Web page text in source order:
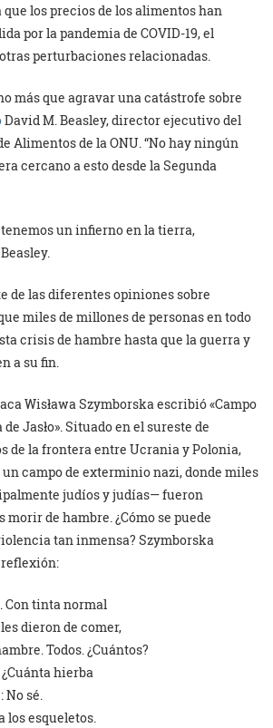
que los precios de los alimentos han
por la pandemia de COVID-19, el
perturbaciones relacionadas.
más que agravar una catástrofe sobre
David M. Beasley, director ejecutivo del
Alimentos de la ONU. “No hay ningún
cercano a esto desde la Segunda
un infierno en la tierra,
Beasley.
de las diferentes opiniones sobre
miles de millones de personas en todo
crisis de hambre hasta que la guerra y
a su fin.
Wisława Szymborska escribió «Campo
Jasło». Situado en el sureste de
de la frontera entre Ucrania y Polonia,
un campo de exterminio nazi, donde miles
judíos y judías— fueron
morir de hambre. ¿Cómo se puede
tan inmensa? Szymborska
Con tinta normal
dieron de comer,
Todos. ¿Cuántos?
hierba
sé.
los esqueletos.